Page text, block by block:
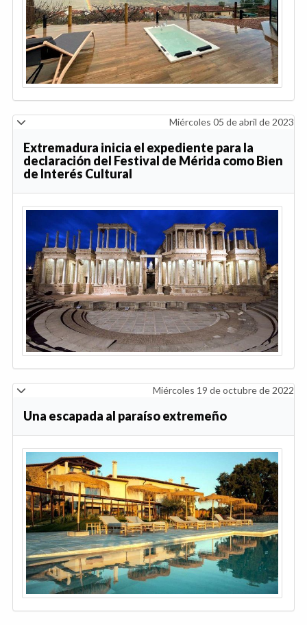
Miércoles 05 de abril de 2023
Extremadura inicia el expediente para la
declaración del Festival de Mérida como Bien
de Interés Cultural
Miércoles 19 de octubre de 2022
Una escapada al paraíso extremeño